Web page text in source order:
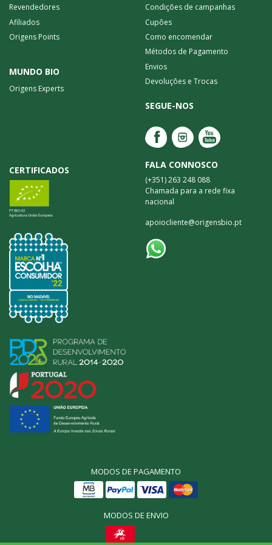
Revendedores
Afiliados
Origens Points
Condições de campanhas
Cupões
Como encomendar
Métodos de Pagamento
Envios
Devoluções e Trocas
MUNDO BIO
Origens Experts
SEGUE-NOS
FALA CONNOSCO
(+351) 263 248 088
Chamada para a rede fixa
nacional
apoiocliente@origensbio.pt
CERTIFICADOS
MODOS DE PAGAMENTO
MODOS DE ENVIO